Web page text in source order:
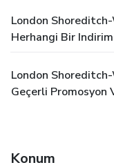
London
Herhangi Bir Indirim
London
Geçerli Promosyon
Konum